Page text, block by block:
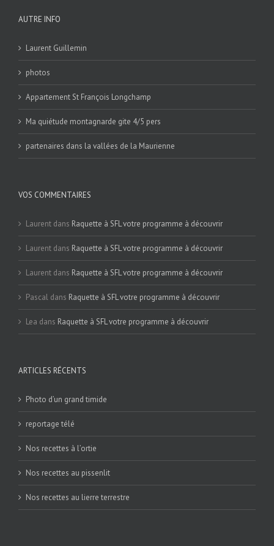
AUTRE INFO
Laurent Guillemin
photos
Appartement St François Longchamp
Ma quiétude montagnarde gite 4/5 pers
partenaires dans la vallées de la Maurienne
VOS COMMENTAIRES
Laurent dans Raquette à SFL votre programme à découvrir
Laurent dans Raquette à SFL votre programme à découvrir
Laurent dans Raquette à SFL votre programme à découvrir
Pascal dans Raquette à SFL votre programme à découvrir
Lea dans Raquette à SFL votre programme à découvrir
ARTICLES RÉCENTS
Photo d’un grand timide
reportage télé
Nos recettes à l’ortie
Nos recettes au pissenlit
Nos recettes au lierre terrestre